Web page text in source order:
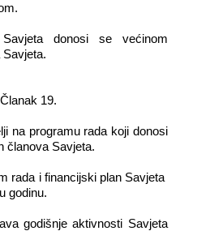
donosi se većinom
Članak 19.
na programu rada koji donosi
članova Savjeta.
rada i financijski plan Savjeta
godinu.
godišnje aktivnosti Savjeta